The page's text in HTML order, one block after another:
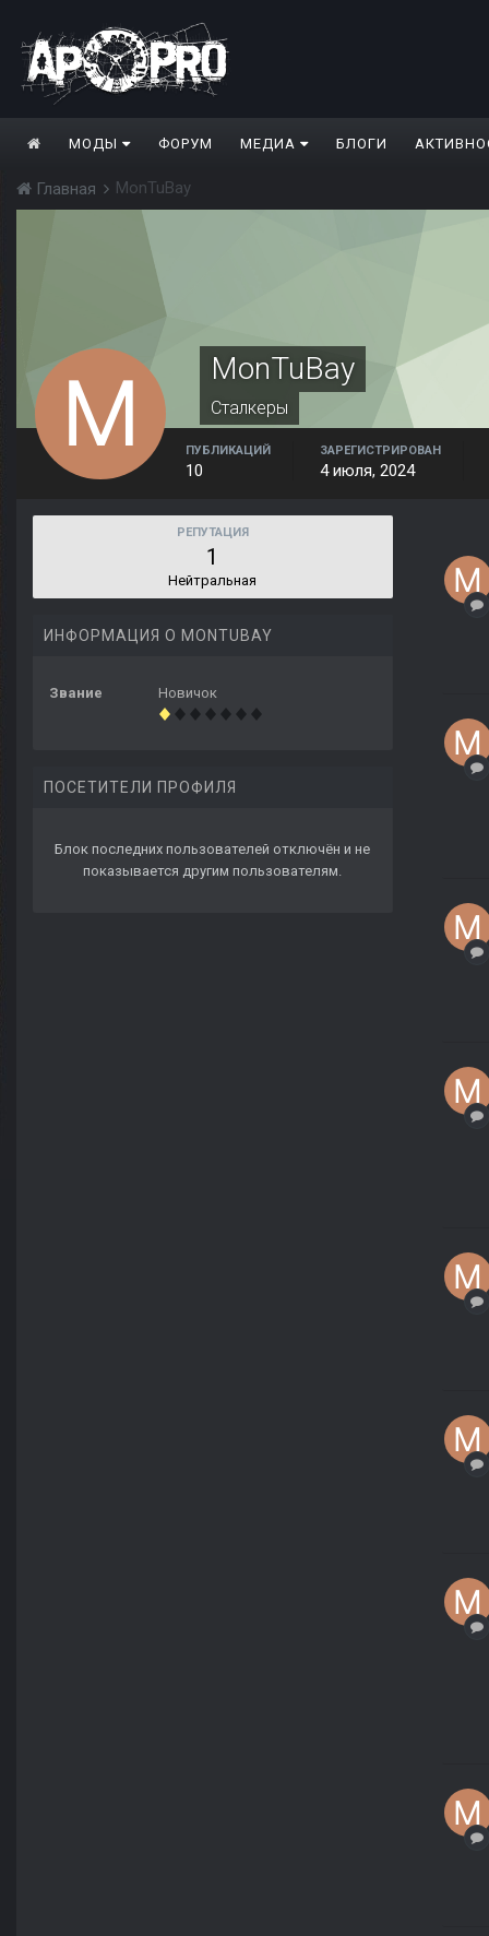
МОДЫ ФОРУМ МЕДИА БЛОГИ
Главная MonTuBay
MonTuBay
Сталкеры
ПУБЛИКАЦИЙ
10
ЗАРЕГИСТРИРОВАН
4 июля, 2024
РЕПУТАЦИЯ
1
Нейтральная
ИНФОРМАЦИЯ О MONTUBAY
Звание Новичок
ПОСЕТИТЕЛИ ПРОФИЛЯ
Блок последних пользователей отключён и не
показывается другим пользователям.